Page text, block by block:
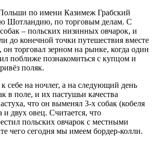
по имени Казимеж Грабский
Шотландию, по торговым делам. С
– польских низинных овчарок, и
до конечной точки путешествия вместе
торговал зерном на рынке, когда один
поближе познакомиться с купцом и
поляк.
себе на ночлег, а на следующий день
в поле, и их пастушьи качества
что он выменял 3-х собак (кобеля
и двух овец. Считается, что
польских овчарок с местными
чего сегодня мы имеем бордер-колли.